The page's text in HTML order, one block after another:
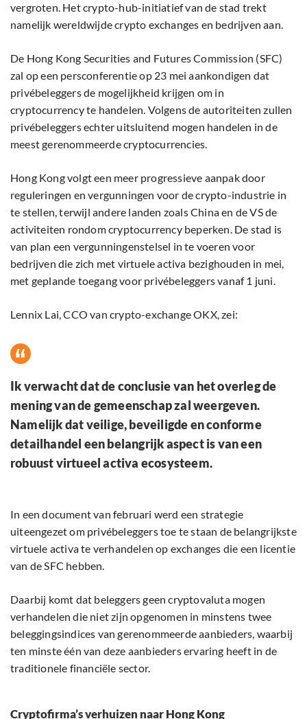
vergroten. Het crypto-hub-initiatief van de stad trekt
namelijk wereldwijde crypto exchanges en bedrijven aan.
De Hong Kong Securities and Futures Commission (SFC)
zal op een persconferentie op 23 mei aankondigen dat
privébeleggers de mogelijkheid krijgen om in
cryptocurrency te handelen. Volgens de autoriteiten zullen
privébeleggers echter uitsluitend mogen handelen in de
meest gerenommeerde cryptocurrencies.
Hong Kong volgt een meer progressieve aanpak door
reguleringen en vergunningen voor de crypto-industrie in
te stellen, terwijl andere landen zoals China en de VS de
activiteiten rondom cryptocurrency beperken. De stad is
van plan een vergunningenstelsel in te voeren voor
bedrijven die zich met virtuele activa bezighouden in mei,
met geplande toegang voor privébeleggers vanaf 1 juni.
Lennix Lai, CCO van crypto-exchange OKX, zei:
Ik verwacht dat de conclusie van het overleg de
mening van de gemeenschap zal weergeven.
Namelijk dat veilige, beveiligde en conforme
detailhandel een belangrijk aspect is van een
robuust virtueel activa ecosysteem.
In een document van februari werd een strategie
uiteengezet om privébeleggers toe te staan de belangrijkste
virtuele activa te verhandelen op exchanges die een licentie
van de SFC hebben.
Daarbij komt dat beleggers geen cryptovaluta mogen
verhandelen die niet zijn opgenomen in minstens twee
beleggingsindices van gerenommeerde aanbieders, waarbij
ten minste één van deze aanbieders ervaring heeft in de
traditionele financiële sector.
Cryptofirma’s verhuizen naar Hong Kong